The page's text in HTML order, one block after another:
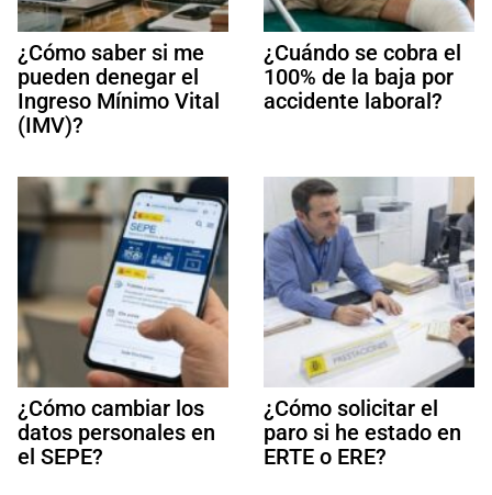
¿Cómo saber si me
pueden denegar el
Ingreso Mínimo Vital
(IMV)?
¿Cuándo se cobra el
100% de la baja por
accidente laboral?
¿Cómo cambiar los
datos personales en
el SEPE?
¿Cómo solicitar el
paro si he estado en
ERTE o ERE?